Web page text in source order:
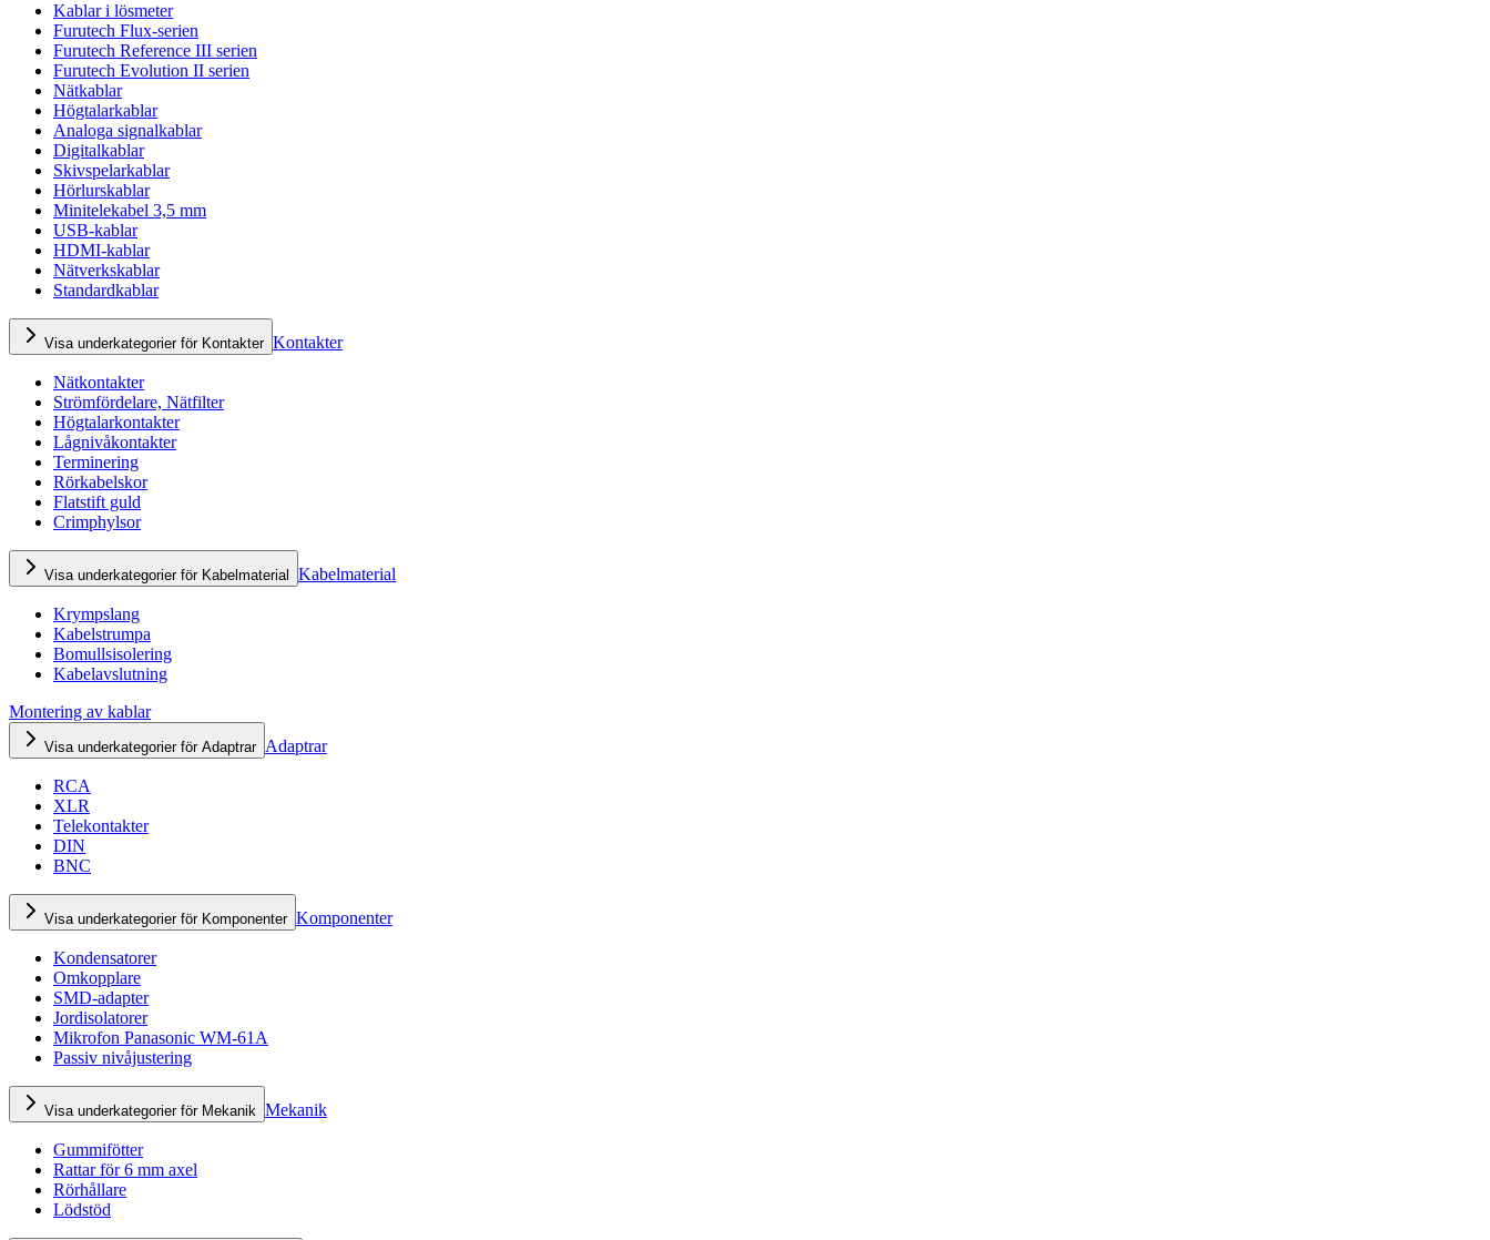
Kablar i lösmeter
Furutech Flux-serien
Furutech Reference III serien
Furutech Evolution II serien
Nätkablar
Högtalarkablar
Analoga signalkablar
Digitalkablar
Skivspelarkablar
Hörlurskablar
Minitelekabel 3,5 mm
USB-kablar
HDMI-kablar
Nätverkskablar
Standardkablar
Visa underkategorier för Kontakter Kontakter
Nätkontakter
Strömfördelare, Nätfilter
Högtalarkontakter
Lågnivåkontakter
Terminering
Rörkabelskor
Flatstift guld
Crimphylsor
Visa underkategorier för Kabelmaterial Kabelmaterial
Krympslang
Kabelstrumpa
Bomullsisolering
Kabelavslutning
Montering av kablar
Visa underkategorier för Adaptrar Adaptrar
RCA
XLR
Telekontakter
DIN
BNC
Visa underkategorier för Komponenter Komponenter
Kondensatorer
Omkopplare
SMD-adapter
Jordisolatorer
Mikrofon Panasonic WM-61A
Passiv nivåjustering
Visa underkategorier för Mekanik Mekanik
Gummifötter
Rattar för 6 mm axel
Rörhållare
Lödstöd